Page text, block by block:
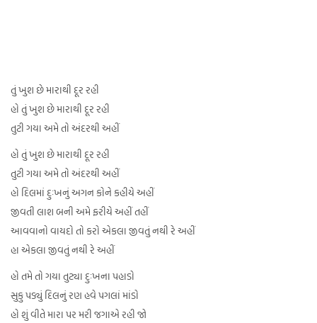
તું ખુશ છે મારાથી દૂર રહી
હો તું ખુશ છે મારાથી દૂર રહી
તુટી ગયા અમે તો અંદરથી અહીં
હો તું ખુશ છે મારાથી દૂર રહી
તુટી ગયા અમે તો અંદરથી અહીં
હો દિલમાં દુઃખનું અગન કોને કહીયે અહીં
જીવતી લાશ બની અમે ફરીયે અહીં તહીં
આવવાનો વાયદો તો કરો એકલા જીવતું નથી રે અહીં
હા એકલા જીવતું નથી રે અહીં
હો તમે તો ગયા તુટ્યા દુઃખના પહાડો
સુકુ પડ્યું દિલનું રણ હવે પગલાં માંડો
હો શું વીતે મારા પર મરી જગાએ રહી જો